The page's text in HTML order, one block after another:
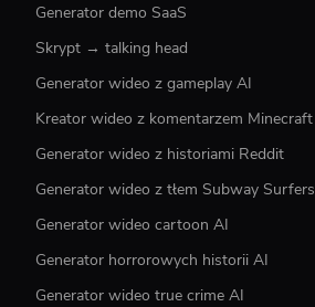
Generator demo SaaS
Skrypt → talking head
Generator wideo z gameplay AI
Kreator wideo z komentarzem Minecraft
Generator wideo z historiami Reddit
Generator wideo z tłem Subway Surfers
Generator wideo cartoon AI
Generator horrorowych historii AI
Generator wideo true crime AI